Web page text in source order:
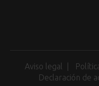
Aviso legal
Declaración de